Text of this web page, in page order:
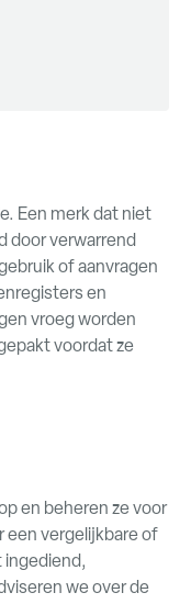
Een merk dat niet
door verwarrend
of aanvragen
en
vroeg worden
voordat ze
en beheren ze voor
een vergelijkbare of
we over de